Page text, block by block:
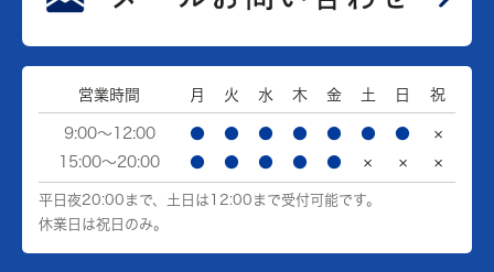
営業時間 月 火 水 木 金 土 日 祝
9:00～12:00 ● ● ● ● ● ● ●
×
15:00～20:00
● ● ● ● ● × × ×
平日夜20:00まで、土日は12:00まで受付可能です。
休業日は祝日のみ。